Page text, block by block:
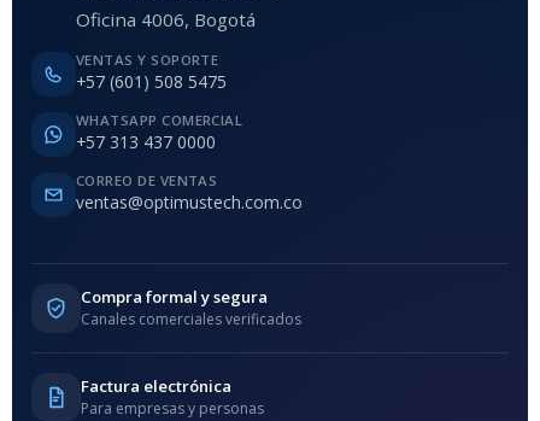
Oficina 4006, Bogotá
VENTAS Y SOPORTE
+57 (601) 508 5475
WHATSAPP COMERCIAL
+57 313 437 0000
CORREO DE VENTAS
ventas@optimustech.com.co
Compra formal y segura
Canales comerciales verificados
Factura electrónica
Para empresas y personas